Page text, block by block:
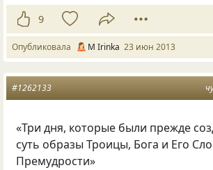
9
Опубликовала М Irinka 23 июн 2013
#1262133
«Три дня, которые были прежде
суть образы Троицы, Бога и Его
Премудрости»